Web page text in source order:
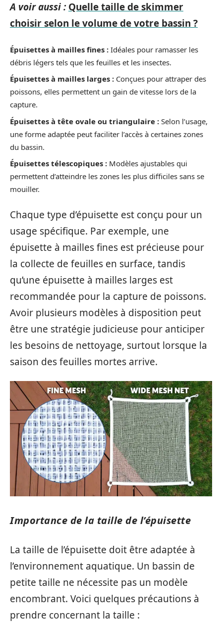
A voir aussi : Quelle taille de skimmer
choisir selon le volume de votre bassin ?
Épuisettes à mailles fines : Idéales pour ramasser les
débris légers tels que les feuilles et les insectes.
Épuisettes à mailles larges : Conçues pour attraper des
poissons, elles permettent un gain de vitesse lors de la
capture.
Épuisettes à tête ovale ou triangulaire : Selon l’usage,
une forme adaptée peut faciliter l’accès à certaines zones
du bassin.
Épuisettes télescopiques : Modèles ajustables qui
permettent d’atteindre les zones les plus difficiles sans se
mouiller.
Chaque type d’épuisette est conçu pour un
usage spécifique. Par exemple, une
épuisette à mailles fines est précieuse pour
la collecte de feuilles en surface, tandis
qu’une épuisette à mailles larges est
recommandée pour la capture de poissons.
Avoir plusieurs modèles à disposition peut
être une stratégie judicieuse pour anticiper
les besoins de nettoyage, surtout lorsque la
saison des feuilles mortes arrive.
Importance de la taille de l’épuisette
La taille de l’épuisette doit être adaptée à
l’environnement aquatique. Un bassin de
petite taille ne nécessite pas un modèle
encombrant. Voici quelques précautions à
prendre concernant la taille :